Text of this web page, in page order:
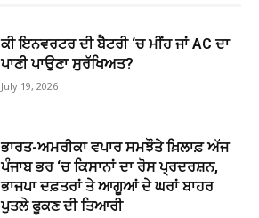
ਕੀ ਇਨਵਰਟਰ ਦੀ ਬੈਟਰੀ ‘ਚ ਮੀਂਹ ਜਾਂ AC ਦਾ
ਪਾਣੀ ਪਾਉਣਾ ਸੁਰੱਖਿਅਤ?
July 19, 2026
ਭਾਰਤ-ਅਮਰੀਕਾ ਵਪਾਰ ਸਮਝੌਤੇ ਖ਼ਿਲਾਫ਼ ਅੱਜ
ਪੰਜਾਬ ਭਰ ‘ਚ ਕਿਸਾਨਾਂ ਦਾ ਰੋਸ ਪ੍ਰਦਰਸ਼ਨ,
ਭਾਜਪਾ ਦਫ਼ਤਰਾਂ ਤੇ ਆਗੂਆਂ ਦੇ ਘਰਾਂ ਬਾਹਰ
ਪੁਤਲੇ ਫੂਕਣ ਦੀ ਤਿਆਰੀ